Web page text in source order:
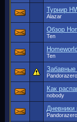
Турнир
Alazar
Обзор
Ten
Ten
Pandorazero
Как
nobody
Дневники
Pandorazero